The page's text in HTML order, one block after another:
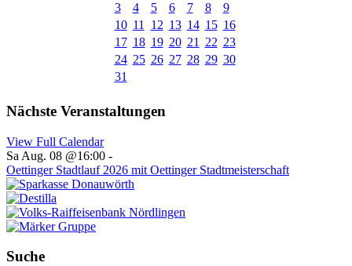
3
4 5 6 7 8
9
10 11 12 13 14 15 16
17 18 19 20 21 22 23
24 25 26 27 28 29 30
31
Nächste Veranstaltungen
View Full Calendar
Sa Aug. 08 @16:00 -
Oettinger Stadtlauf 2026 mit Oettinger Stadtmeisterschaft
Suche